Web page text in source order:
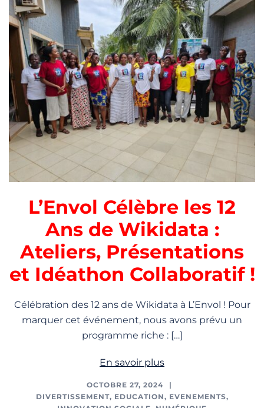
L’Envol Célèbre les 12
Ans de Wikidata :
Ateliers, Présentations
et Idéathon Collaboratif !
Célébration des 12 ans de Wikidata à L’Envol ! Pour
marquer cet événement, nous avons prévu un
programme riche : […]
En savoir plus
OCTOBRE 27, 2024
DIVERTISSEMENT, EDUCATION, EVENEMENTS,